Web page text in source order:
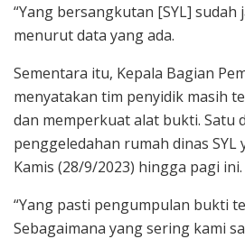
“Yang bersangkutan [SYL] sudah
menurut data yang ada.
Sementara itu, Kepala Bagian
menyatakan tim penyidik masih
dan memperkuat alat bukti. Satu
penggeledahan rumah dinas SYL
Kamis (28/9/2023) hingga pagi ini.
“Yang pasti pengumpulan bukti
Sebagaimana yang sering kami